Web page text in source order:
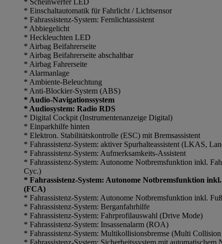
* Scheinwerfer LED
* Einschaltautomatik für Fahrlicht / Lichtsensor
* Fahrassistenz-System: Fernlichtassistent
* Abbiegelicht
* Heckleuchten LED
* Airbag Beifahrerseite
* Airbag Beifahrerseite abschaltbar
* Airbag Fahrerseite
* Alarmanlage
* Ambiente-Beleuchtung
* Anti-Blockier-System (ABS)
* Audio-Navigationssystem
* Audiosystem: Radio RDS
* Digital Cockpit (Instrumentenanzeige Digital)
* Einparkhilfe hinten
* Elektron. Stabilitätskontrolle (ESC) mit Bremsassistent
* Fahrassistenz-System: aktiver Spurhalteassistent (LKAS,
* Fahrassistenz-System: Aufmerksamkeits-Assistent
* Fahrassistenz-System: Autonome Notbremsfunktion inkl.
Cyc.)
* Fahrassistenz-System: Autonome Notbremsfunktion
(FCA)
* Fahrassistenz-System: Autonome Notbremsfunktion inkl.
* Fahrassistenz-System: Berganfahrhilfe
* Fahrassistenz-System: Fahrprofilauswahl (Drive Mode)
* Fahrassistenz-System: Insassenalarm (ROA)
* Fahrassistenz-System: Multikollisionsbremse (Multi
* Fahrassistenz-System: Sicherheitssystem mit